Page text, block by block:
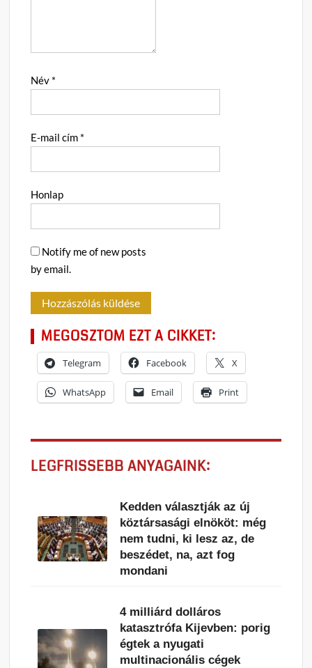
Név *
E-mail cím *
Honlap
Notify me of new posts
by email.
MEGOSZTOM EZT A CIKKET:
Telegram Facebook X
WhatsApp Email Print
LEGFRISSEBB ANYAGAINK:
Kedden választják az új
köztársasági elnököt: még
nem tudni, ki lesz az, de
beszédet, na, azt fog
mondani
4 milliárd dolláros
katasztrófa Kijevben: porig
égtek a nyugati
multinacionális cégek